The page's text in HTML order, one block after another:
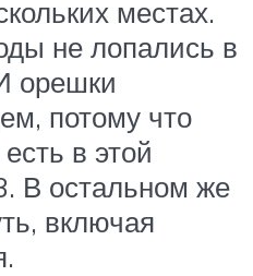
местах.
не лопались в
орешки
потому что
в этой
В остальном же
включая